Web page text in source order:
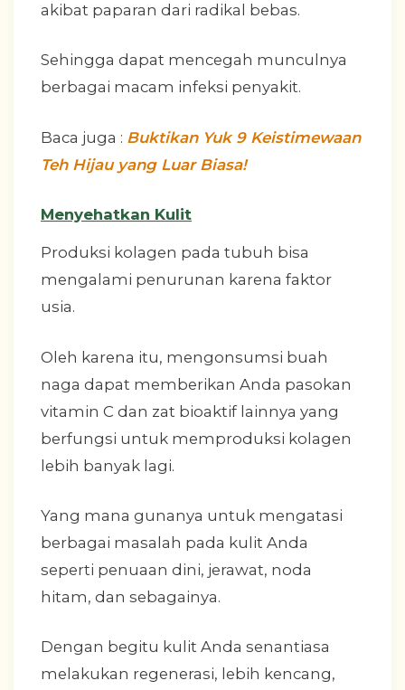
akibat paparan dari radikal bebas.
Sehingga dapat mencegah munculnya
berbagai macam infeksi penyakit.
Baca juga : Buktikan Yuk 9 Keistimewaan
Teh Hijau yang Luar Biasa!
Menyehatkan Kulit
Produksi kolagen pada tubuh bisa
mengalami penurunan karena faktor
usia.
Oleh karena itu, mengonsumsi buah
naga dapat memberikan Anda pasokan
vitamin C dan zat bioaktif lainnya yang
berfungsi untuk memproduksi kolagen
lebih banyak lagi.
Yang mana gunanya untuk mengatasi
berbagai masalah pada kulit Anda
seperti penuaan dini, jerawat, noda
hitam, dan sebagainya.
Dengan begitu kulit Anda senantiasa
melakukan regenerasi, lebih kencang,